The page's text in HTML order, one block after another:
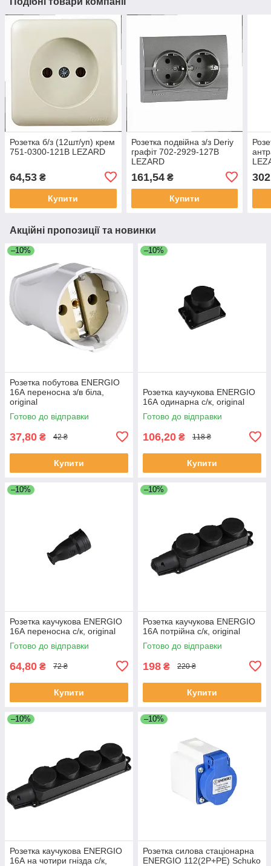
Розетка б/з (12шт/уп) крем
751-0300-121B LEZARD
64,53 ₴
Купити
Розетка подвійна з/з Deriy
графіт 702-2929-127B
LEZARD
161,54₴
Купити
Акційні пропозиції та новинки
–10%
Розетка побутова ENERGIO
16А переносна з/в біла,
original
Готово до відправки
37,80 ₴ 42 ₴
Купити
–10%
Розетка каучукова ENERGIO
16А одинарна с/к, original
Готово до відправки
106,20 ₴ 118 ₴
Купити
–10%
Розетка каучукова ENERGIO
16А переносна с/к, original
Готово до відправки
64,80 ₴ 72 ₴
Купити
–10%
Розетка каучукова ENERGIO
16А потрійна с/к, original
Готово до відправки
198 ₴ 220 ₴
Купити
–10%
Розетка каучукова ENERGIO
16А на чотири гнізда с/к,
–10%
Розетка силова стаціонарна
ENERGIO 112(2P+PE) Schuko